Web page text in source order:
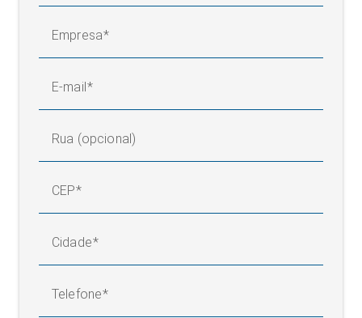
Empresa
E-mail
Rua (opcional)
CEP
Cidade
Telefone